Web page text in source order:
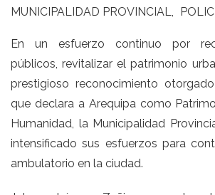
MUNICIPALIDAD PROVINCIAL
En un esfuerzo continuo por
públicos, revitalizar el patrimonio
prestigioso reconocimiento
que declara a Arequipa como
Humanidad, la Municipalidad
intensificado sus esfuerzos para
ambulatorio en la ciudad.